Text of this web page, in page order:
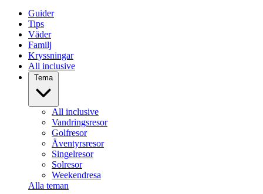
Guider
Tips
Väder
Familj
Kryssningar
All inclusive
Tema
All inclusive
Vandringsresor
Golfresor
Äventyrsresor
Singelresor
Solresor
Weekendresa
Alla teman